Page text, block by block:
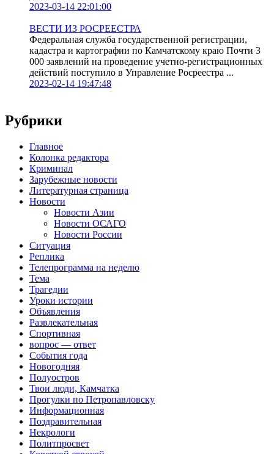
2023-03-14 22:01:00
ВЕСТИ ИЗ РОСРЕЕСТРА
Федеральная служба государственной регистрации,
кадастра и картографии по Камчатскому краю Почти 3
000 заявлений на проведение учетно-регистрационных
действий поступило в Управление Росреестра ...
2023-02-14 19:47:48
Рубрики
Главное
Колонка редактора
Криминал
Зарубежные новости
Литературная страница
Новости
Новости Азии
Новости ОСАГО
Новости России
Ситуация
Реплика
Телепрограмма на неделю
Тема
Трагедии
Уроки истории
Объявления
Развлекательная
Спортивная
вопрос — ответ
События года
Новогодняя
Полуостров
Твои люди, Камчатка
Прогулки по Петропавловску
Информационная
Поздравительная
Некрологи
Политпросвет